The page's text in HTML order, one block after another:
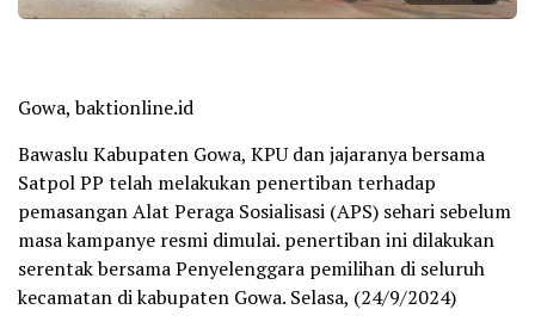
Gowa, baktionline.id
Bawaslu Kabupaten Gowa, KPU dan jajaranya bersama
Satpol PP telah melakukan penertiban terhadap
pemasangan Alat Peraga Sosialisasi (APS) sehari sebelum
masa kampanye resmi dimulai. penertiban ini dilakukan
serentak bersama Penyelenggara pemilihan di seluruh
kecamatan di kabupaten Gowa. Selasa, (24/9/2024)